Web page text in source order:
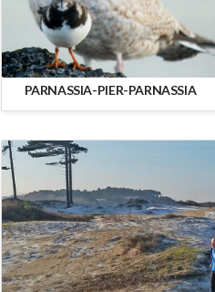
PARNASSIA-PIER-PARNASSIA